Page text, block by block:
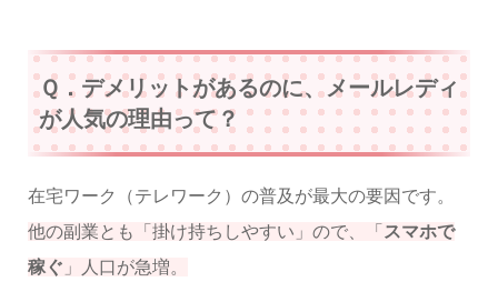
Ｑ．デメリットがあるのに、メールレディ
が人気の理由って？
在宅ワーク（テレワーク）の普及が最大の要因です。
他の副業とも「掛け持ちしやすい」ので、「 スマホで
稼ぐ 」人口が急増。